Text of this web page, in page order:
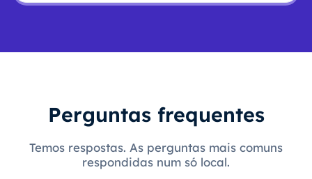
Perguntas frequentes
Temos respostas. As perguntas mais comuns
respondidas num só local.